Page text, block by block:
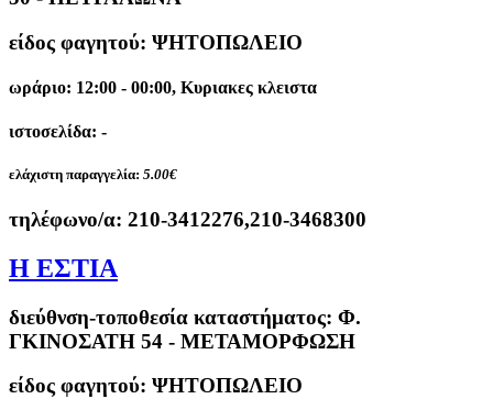
είδος φαγητού: ΨΗΤΟΠΩΛΕΙΟ
ωράριο: 12:00 - 00:00, Κυριακες κλειστα
ιστοσελίδα: -
ελάχιστη παραγγελία: 5.00€
τηλέφωνο/α: 210-3412276,210-3468300
Η ΕΣΤΙΑ
διεύθνση-τοποθεσία καταστήματος: Φ.
ΓΚΙΝΟΣΑΤΗ 54 - ΜΕΤΑΜΟΡΦΩΣΗ
είδος φαγητού: ΨΗΤΟΠΩΛΕΙΟ